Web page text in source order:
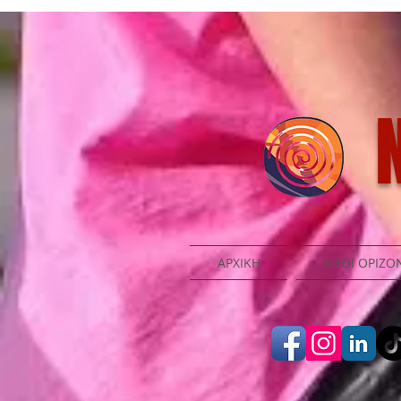
ΑΡΧΙΚΗ ΝΕΟΙ